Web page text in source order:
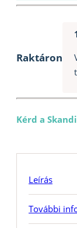
-
Raktáron
Kérd a
Leírás
További